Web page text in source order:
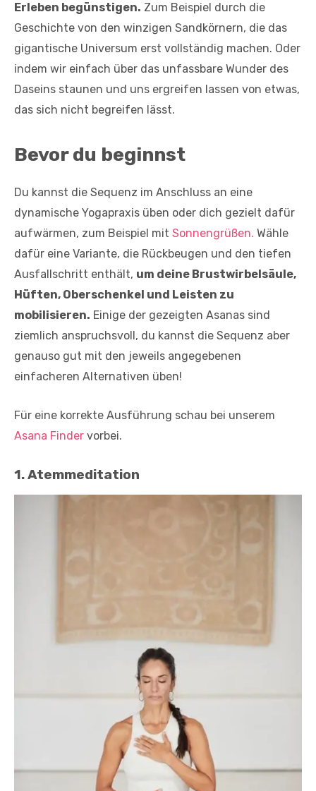
Erleben begünstigen. Zum Beispiel durch die
Geschichte von den winzigen Sandkörnern, die das
gigantische Universum erst vollständig machen. Oder
indem wir einfach über das unfassbare Wunder des
Daseins staunen und uns ergreifen lassen von etwas,
das sich nicht begreifen lässt.
Bevor du beginnst
Du kannst die Sequenz im Anschluss an eine
dynamische Yogapraxis üben oder dich gezielt dafür
aufwärmen, zum Beispiel mit Sonnengrüßen. Wähle
dafür eine Variante, die Rückbeugen und den tiefen
Ausfallschritt enthält, um deine Brustwirbelsäule,
Hüften, Oberschenkel und Leisten zu
mobilisieren. Einige der gezeigten Asanas sind
ziemlich anspruchsvoll, du kannst die Sequenz aber
genauso gut mit den jeweils angegebenen
einfacheren Alternativen üben!
Für eine korrekte Ausführung schau bei unserem
Asana Finder vorbei.
1. Atemmeditation